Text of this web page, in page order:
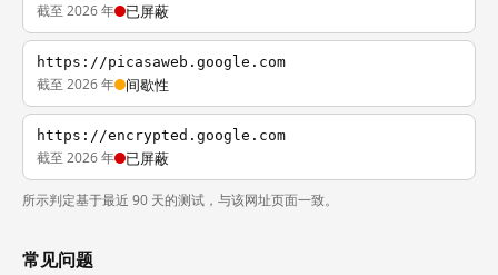
截至 2026 年 已屏蔽
https://picasaweb.google.com
截至 2026 年 间歇性
https://encrypted.google.com
截至 2026 年 已屏蔽
所示判定基于最近 90 天的测试，与该网址页面一致。
常见问题